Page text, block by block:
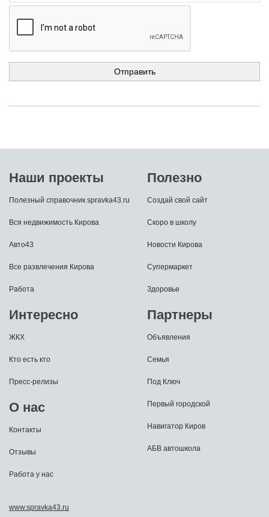
Наши проекты
Полезный справочник spravka43.ru
Вся недвижимость Кирова
Авто43
Все развлечения Кирова
Работа
Полезно
Создай свой сайт
Скоро в школу
Новости Кирова
Супермаркет
Здоровье
Интересно
ЖКХ
Кто есть кто
Пресс-релизы
О нас
Контакты
Отзывы
Работа у нас
Партнеры
Объявления
Семья
Под Ключ
Первый городской
Навигатор Киров
АБВ автошкола
www.spravka43.ru